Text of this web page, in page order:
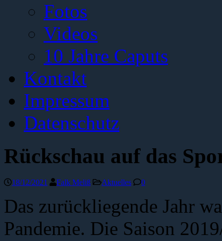
Fotos
Videos
10 Jahre Caputs
Kontakt
Impressum
Datenschutz
Rückschau auf das
18/12/2021 Falk Meliß Aktuelles 0
Das zurückliegende Jahr
Pandemie. Die Saison